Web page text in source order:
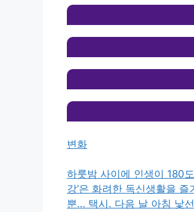
변화
하룻밤 사이에 인생이 180
강’은 화려한 독신생활을
뿐… 택시. 다음 날 아침 낯